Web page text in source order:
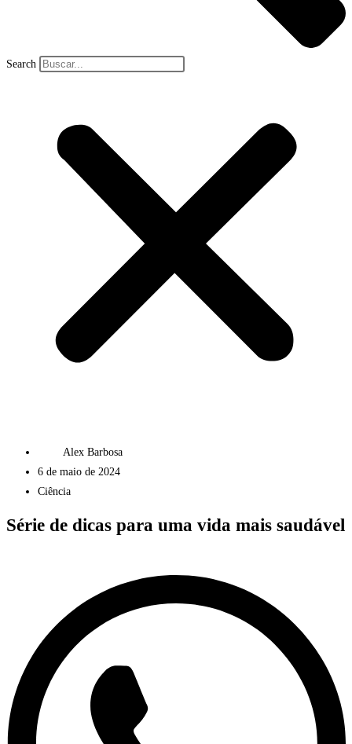
Search
Alex Barbosa
6 de maio de 2024
Ciência
Série de dicas para uma vida mais saudável